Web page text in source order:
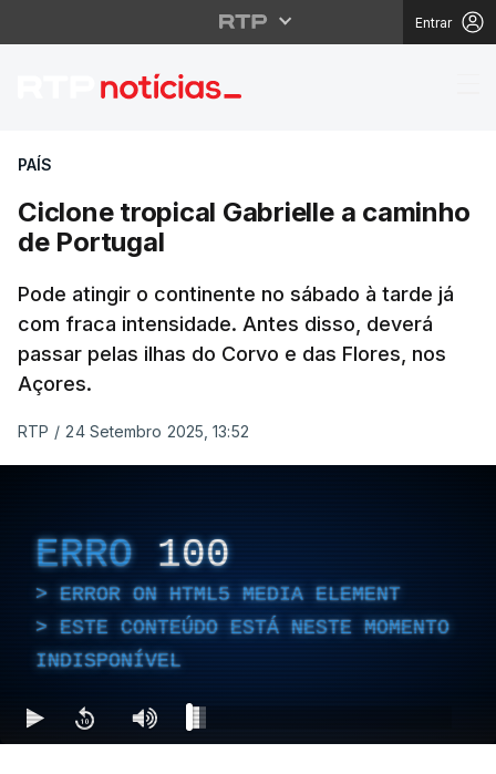
Entrar
Ciclone tropical
PAÍS
Ciclone tropical Gabrielle a caminho
de Portugal
Pode atingir o continente no sábado à tarde já
com fraca intensidade. Antes disso, deverá
passar pelas ilhas do Corvo e das Flores, nos
Açores.
RTP / 24 Setembro 2025, 13:52
ERRO 100
ERROR ON HTML5 MEDIA ELEMENT
ESTE CONTEÚDO ESTÁ NESTE MOMENTO
INDISPONÍVEL